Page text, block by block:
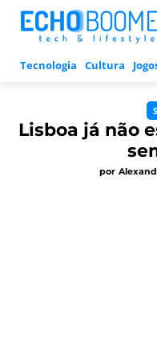
Tecnologia Cultura
Lisboa já não
por